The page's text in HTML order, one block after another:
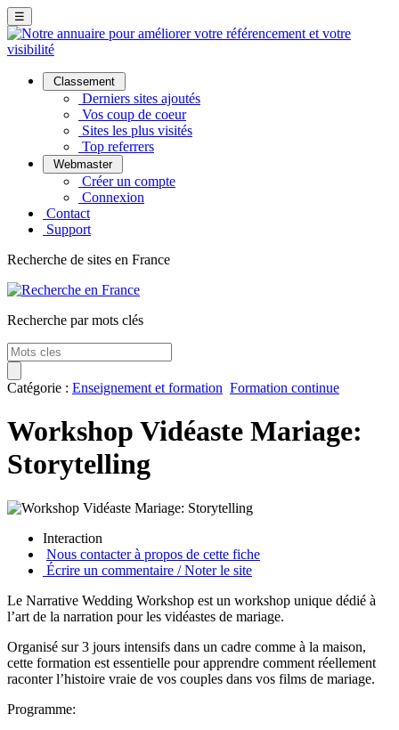
☰
Classement
Derniers sites ajoutés
Vos coup de coeur
Sites les plus visités
Top referrers
Webmaster
Créer un compte
Connexion
Contact
Support
Recherche de sites en France
Recherche par mots clés
Catégorie : Enseignement et formation Formation continue
Workshop Vidéaste Mariage:
Storytelling
Interaction
Nous contacter à propos de cette fiche
Écrire un commentaire / Noter le site
Le Narrative Wedding Workshop est un workshop unique dédié à
l’art de la narration pour les vidéastes de mariage.
Organisé sur 3 jours intensifs dans un cadre comme à la maison,
cette formation est essentielle pour apprendre comment réellement
raconter l’histoire vraie de vos couples dans vos films de mariage.
Programme: